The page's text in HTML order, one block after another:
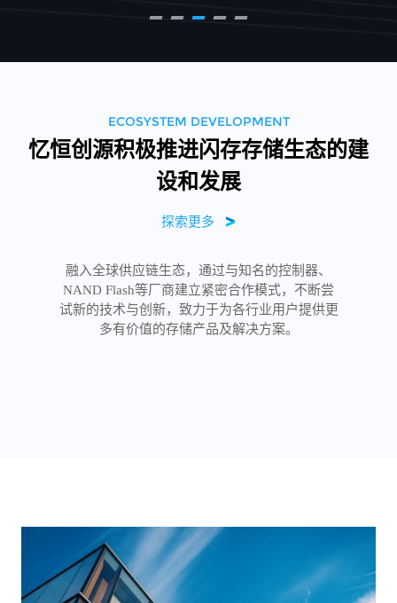
ECOSYSTEM DEVELOPMENT
忆恒创源积极推进闪存存储生态的建
设和发展
探索更多
与国际技术组织保持紧密合作，加入NVMe、
PCI-Sig 等国际标准化组织，以全球视野推动技
术创新，在不断提升自主创新能力的同时推动行
业向更高质量发展，为更多企业客户创造价值。
融入全球供应链生态，通过与知名的控制器、
NAND Flash等厂商建立紧密合作模式，不断尝
试新的技术与创新，致力于为各行业用户提供更
多有价值的存储产品及解决方案。
积极推进闪存存储生态的建设和发展，与国内外
知名的服务器、操作系统等软硬件厂商建立了深
入合作关系，并与多家合作伙伴完成了兼容性测
试，保证SSD产品与服务器及操作系统的高度适